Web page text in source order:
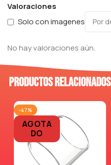
Valoraciones
Solo con imagenes
No hay valoraciones aún.
Productos relacionados
-47%
AGOTA
DO